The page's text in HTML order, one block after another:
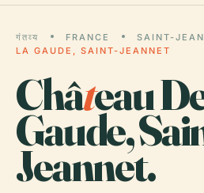
गंतव्य FRANCE SAINT-
LA GAUDE, SAINT-JEANNET
Château
Gaude,
Jeannet.